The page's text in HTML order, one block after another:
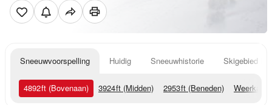
Sneeuwvoorspelling Huidig Sneeuwhistorie Skigebied
4892ft (Bovenaan) 3924ft (Midden) 2953ft (Beneden)